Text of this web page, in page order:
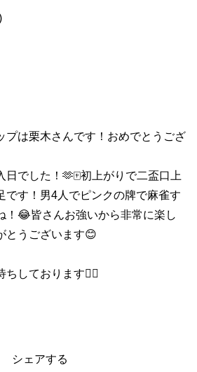
プは栗木さんです！おめでとうござ
でした！🫶🀄️初上がりで二盃口上
です！男4人でピンクの牌で麻雀す
！😂皆さんお強いから非常に楽し
とうございます😊
ちしております🙇‍♀️
シェアする